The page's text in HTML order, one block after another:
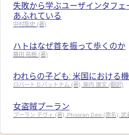
失敗から学ぶユーザインタフ
あふれている
中村聡史 (著)
ハトはなぜ首を振って歩くのか
藤田 祐樹 (著)
われらの子ども: 米国における
ロバート D.パットナム (著), 柴内 康文 (翻訳)
女盗賊プーラン
プーラン デヴィ (著), Phooran Devi (原名), 武